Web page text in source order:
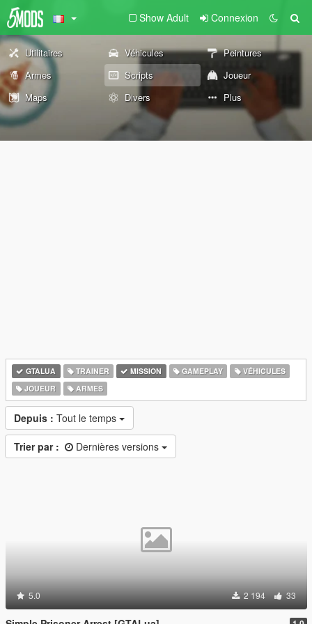
Show Adult Connexion
Utilitaires Véhicules
Peintures
Armes
Scripts
Joueur
Maps
Divers Plus
GTALUA TRAINER MISSION GAMEPLAY
VÉHICULES
JOUEUR
ARMES
Depuis : Tout le temps
Trier par : Dernières versions
5.0 2 194 33